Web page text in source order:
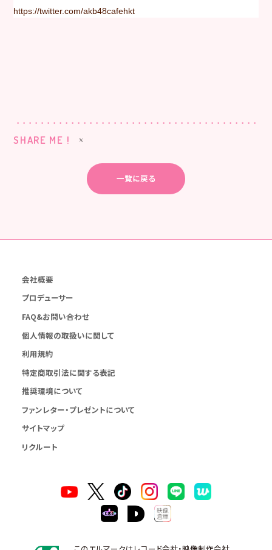
https://twitter.com/akb48cafehkt
SHARE ME !
一覧に戻る
会社概要
プロデューサー
FAQ&お問い合わせ
個人情報の取扱いに関して
利用規約
特定商取引法に関する表記
推奨環境について
ファンレター・プレゼントについて
サイトマップ
リクルート